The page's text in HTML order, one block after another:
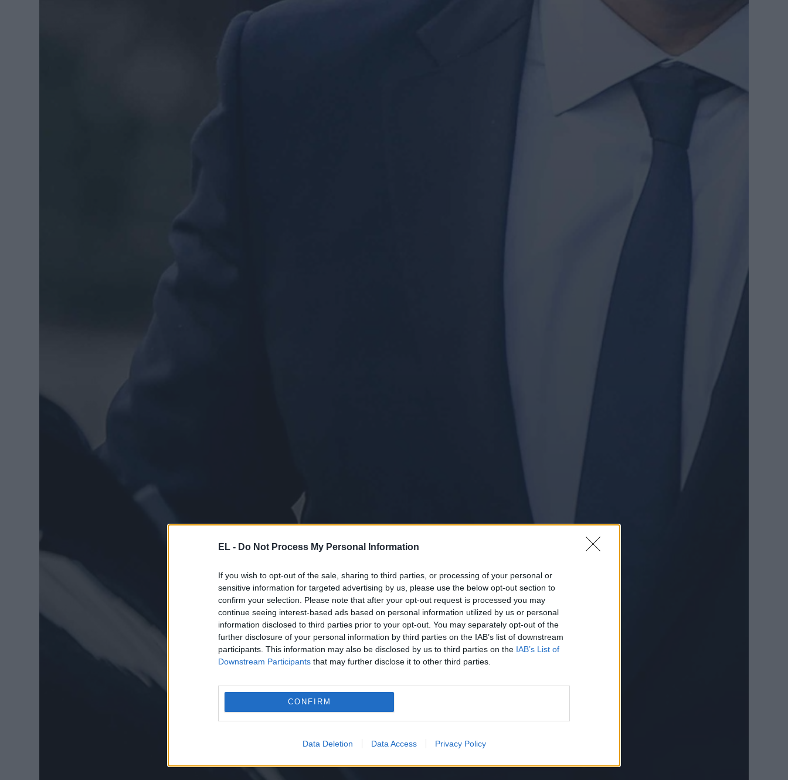
EL - Do Not Process My Personal Information
If you wish to opt-out of the sale, sharing to third parties, or processing of your personal or
sensitive information for targeted advertising by us, please use the below opt-out section to
confirm your selection. Please note that after your opt-out request is processed you may
continue seeing interest-based ads based on personal information utilized by us or personal
information disclosed to third parties prior to your opt-out. You may separately opt-out of the
further disclosure of your personal information by third parties on the IAB’s list of downstream
participants. This information may also be disclosed by us to third parties on the IAB’s List of
Downstream Participants that may further disclose it to other third parties.
CONFIRM
Data Deletion Data Access Privacy Policy